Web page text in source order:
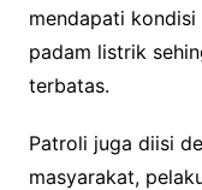
mendapati
padam listrik
terbatas.
Patroli juga diisi
masyarakat,